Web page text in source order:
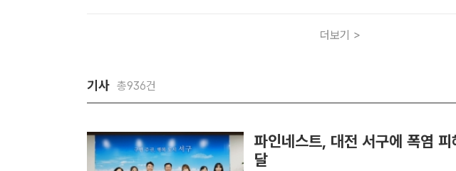
더보기 >
기사 총936건
파인네스트, 대전 서구에 폭염
달